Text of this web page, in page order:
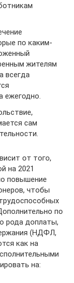
по каким-
жителям
всегда
ежегодно.
сам
от того,
на 2021
повышение
чтобы
по
рода доплаты,
(НДФЛ,
как на
на: